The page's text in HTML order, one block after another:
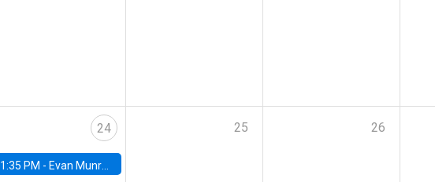
24
1:35 PM - Evan Munro, Neyman Visiting Assistant Professor in the Department of Statistics at UC Berkeley
25 26